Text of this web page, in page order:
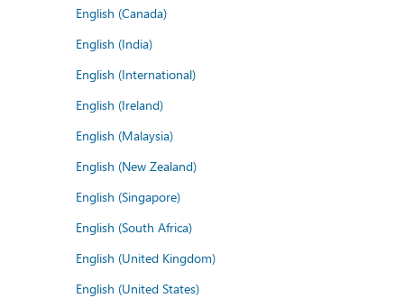
English (Canada)
English (India)
English (International)
English (Ireland)
English (Malaysia)
English (New Zealand)
English (Singapore)
English (South Africa)
English (United Kingdom)
English (United States)